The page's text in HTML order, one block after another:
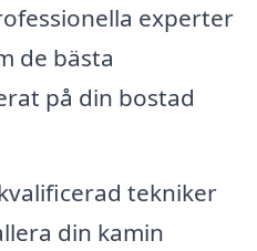
experter
de bästa
på din bostad
tekniker
din kamin